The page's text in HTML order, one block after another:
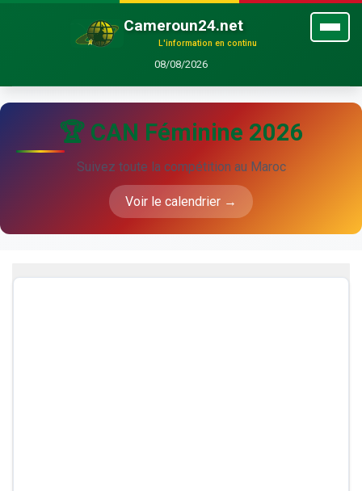
Cameroun24.net
L'information en continu
08/08/2026
🏆 CAN Féminine 2026
Suivez toute la compétition au Maroc
Voir le calendrier →